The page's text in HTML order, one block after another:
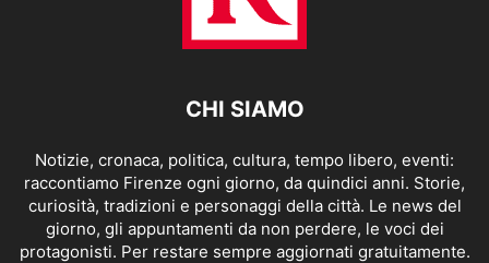
CHI SIAMO
Notizie, cronaca, politica, cultura, tempo libero, eventi:
raccontiamo Firenze ogni giorno, da quindici anni. Storie,
curiosità, tradizioni e personaggi della città. Le news del
giorno, gli appuntamenti da non perdere, le voci dei
protagonisti. Per restare sempre aggiornati gratuitamente.